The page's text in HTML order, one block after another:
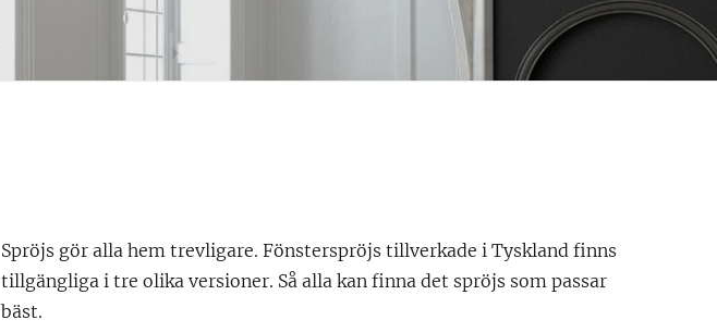
Spröjs gör alla hem trevligare. Fönsterspröjs tillverkade i Tyskland finns
tillgängliga i tre olika versioner. Så alla kan finna det spröjs som passar
bäst.